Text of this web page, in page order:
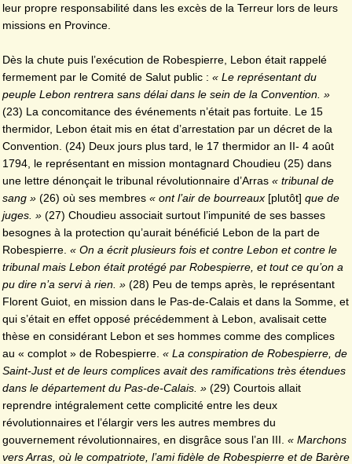
leur propre responsabilité dans les excès de la Terreur lors de leurs
missions en Province.
Dès la chute puis l’exécution de Robespierre, Lebon était rappelé
fermement par le Comité de Salut public : « Le représentant du
peuple Lebon rentrera sans délai dans le sein de la Convention. »
(23) La concomitance des événements n’était pas fortuite. Le 15
thermidor, Lebon était mis en état d’arrestation par un décret de la
Convention. (24) Deux jours plus tard, le 17 thermidor an II- 4 août
1794, le représentant en mission montagnard Choudieu (25) dans
une lettre dénonçait le tribunal révolutionnaire d’Arras « tribunal de
sang » (26) où ses membres « ont l’air de bourreaux [plutôt] que de
juges. » (27) Choudieu associait surtout l’impunité de ses basses
besognes à la protection qu’aurait bénéficié Lebon de la part de
Robespierre. « On a écrit plusieurs fois et contre Lebon et contre le
tribunal mais Lebon était protégé par Robespierre, et tout ce qu’on a
pu dire n’a servi à rien. » (28) Peu de temps après, le représentant
Florent Guiot, en mission dans le Pas-de-Calais et dans la Somme, et
qui s’était en effet opposé précédemment à Lebon, avalisait cette
thèse en considérant Lebon et ses hommes comme des complices
au « complot » de Robespierre. « La conspiration de Robespierre, de
Saint-Just et de leurs complices avait des ramifications très étendues
dans le département du Pas-de-Calais. » (29) Courtois allait
reprendre intégralement cette complicité entre les deux
révolutionnaires et l’élargir vers les autres membres du
gouvernement révolutionnaires, en disgrâce sous l’an III. « Marchons
vers Arras, où le compatriote, l’ami fidèle de Robespierre et de Barère